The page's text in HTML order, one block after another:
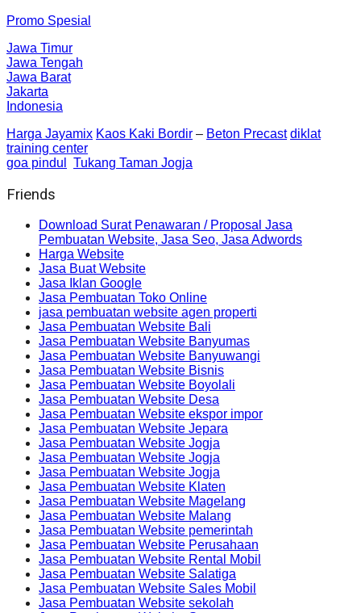
Promo Spesial
Jawa Timur
Jawa Tengah
Jawa Barat
Jakarta
Indonesia
Harga Jayamix Kaos Kaki Bordir – Beton Precast diklat
training center
goa pindul
Tukang Taman Jogja
Friends
Download Surat Penawaran / Proposal Jasa
Pembuatan Website, Jasa Seo, Jasa Adwords
Harga Website
Jasa Buat Website
Jasa Iklan Google
Jasa Pembuatan Toko Online
jasa pembuatan website agen properti
Jasa Pembuatan Website Bali
Jasa Pembuatan Website Banyumas
Jasa Pembuatan Website Banyuwangi
Jasa Pembuatan Website Bisnis
Jasa Pembuatan Website Boyolali
Jasa Pembuatan Website Desa
Jasa Pembuatan Website ekspor impor
Jasa Pembuatan Website Jepara
Jasa Pembuatan Website Jogja
Jasa Pembuatan Website Jogja
Jasa Pembuatan Website Jogja
Jasa Pembuatan Website Klaten
Jasa Pembuatan Website Magelang
Jasa Pembuatan Website Malang
Jasa Pembuatan Website pemerintah
Jasa Pembuatan Website Perusahaan
Jasa Pembuatan Website Rental Mobil
Jasa Pembuatan Website Salatiga
Jasa Pembuatan Website Sales Mobil
Jasa Pembuatan Website sekolah